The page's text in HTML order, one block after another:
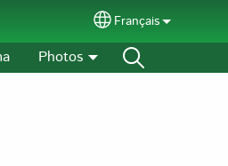
Select your
Français
Photos